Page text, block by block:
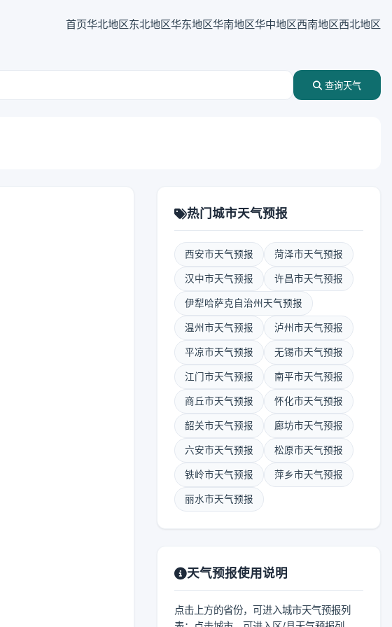
首页华北地区东北地区华东地区华南地区华中地区西南地区西北地区
查询天气
热门城市天气预报
西安市天气预报 菏泽市天气预报
汉中市天气预报 许昌市天气预报
伊犁哈萨克自治州天气预报
温州市天气预报 泸州市天气预报
平凉市天气预报 无锡市天气预报
江门市天气预报 南平市天气预报
商丘市天气预报 怀化市天气预报
韶关市天气预报 廊坊市天气预报
六安市天气预报 松原市天气预报
铁岭市天气预报 萍乡市天气预报
丽水市天气预报
天气预报使用说明
点击上方的省份，可进入城市天气预报列